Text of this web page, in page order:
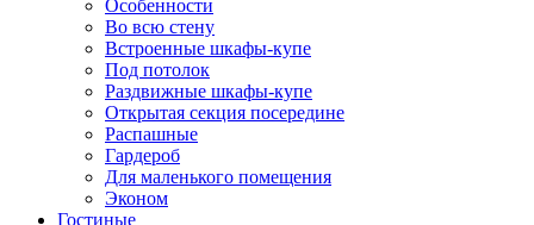
Особенности
Во всю стену
Встроенные шкафы-купе
Под потолок
Раздвижные шкафы-купе
Открытая секция посередине
Распашные
Гардероб
Для маленького помещения
Эконом
Гостиные